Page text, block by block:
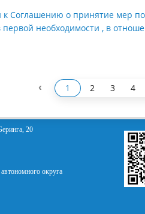
Соглашению о принятие мер
необходимости , в
‹ 1 2 3 4
20
округа